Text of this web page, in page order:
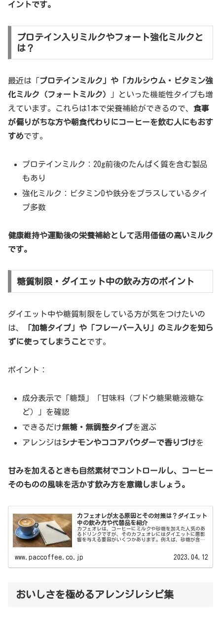
イントです。
プロテイン入りミルクやフォート強化ミルクと
は？
最近は「プロテインミルク」や「カルシウム・ビタミン強
化ミルク（フォートミルク）
」といった機能性タイプも増
えています。これらは1本で栄養補給ができるので、 食事
が偏りがちな方や朝食代わりにコーヒーを飲む人にもおす
すめです。
プロテインミルク：20g前後のたんぱく質を含む製品
もあり
強化ミルク：ビタミンDや鉄分をプラスしているタイ
プ多数
健康維持や運動後の栄養補給として活用価値の高いミルク
です。
糖質制限・ダイエット中の飲み方のポイント
ダイエット中や糖質制限をしている方が気をつけたいの
は、
「加糖タイプ」や「フレーバー入り」のミルクを知ら
ずに使ってしまうことです。
ポイント：
成分表示で「糖類」「甘味料（ブドウ糖果糖液糖な
ど）」を確認
できるだけ無糖・無調整タイプを選ぶ
アレンジはシナモンやココアパウダーで香りづけを
甘みを加えるときも自然素材でコントロールし、コーヒー
そのものの風味を活かす飲み方を意識しましょう。
カフェオレが太る原因とその対策は？ダイエット
中の飲み方や代替品を紹介
カフェオレは、コーヒーにミルクや砂糖を加えた人気のあ
るドリンクですが、そのカフェオレにはダイエットに悪影
響を与える要因がいくつかあります。例えば、砂糖が含ま
www.paccoffee.co.jp 2023.04.12
おいしさを極めるアレンジレシピ集